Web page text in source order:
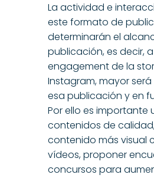
La actividad e
este formato de
determinarán el
publicación, es decir,
engagement de la
Instagram, mayor
esa publicación y en
Por ello es importante
contenidos de
contenido más visual
vídeos, proponer
concursos para